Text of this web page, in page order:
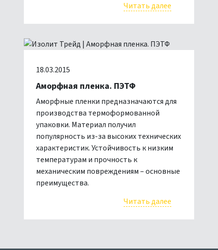
Читать далее
18.03.2015
Аморфная пленка. ПЭТФ
Аморфные пленки предназначаются для
производства термоформованной
упаковки. Материал получил
популярность из-за высоких технических
характеристик. Устойчивость к низким
температурам и прочность к
механическим повреждениям – основные
преимущества.
Читать далее